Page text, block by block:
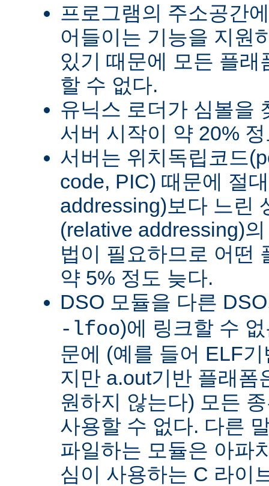
프로그램의 주소공간
어들이는 기능을 지원
있기 때문에 모든 플
할 수 없다.
유닉스 로더가 심볼을
서버 시작이 약 20%
서버는 위치독립코드
code, PIC) 때문에 절
addressing)보다 느린
(relative addressing)
법이 필요하므로 어떤
약 5% 정도 늦다.
DSO 모듈을 다른
-lfoo)에 링크할 수
문에 (예를 들어 ELF
지만 a.out기반 플래폼
원하지 않는다) 모든
사용할 수 없다. 다른
파일하는 모듈은 아파
심이 사용하는 C 라이